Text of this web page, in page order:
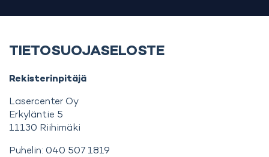
TIETOSUOJASELOSTE
Rekisterinpitäjä
Lasercenter Oy
Erkyläntie 5
11130 Riihimäki
Puhelin: 040 507 1819